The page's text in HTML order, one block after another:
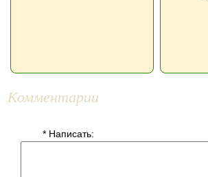
Комментарии
* Написать: